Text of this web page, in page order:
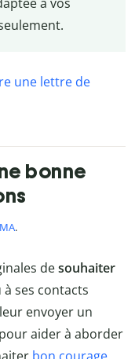
une lettre de
bonne
.
desouhaiter
ses contacts
envoyer un
aider à aborder
bon courage